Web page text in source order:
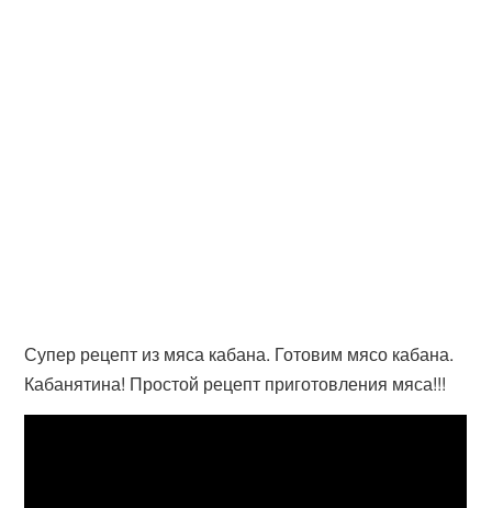
Супер рецепт из мяса кабана. Готовим мясо кабана.
Кабанятина! Простой рецепт приготовления мяса!!!